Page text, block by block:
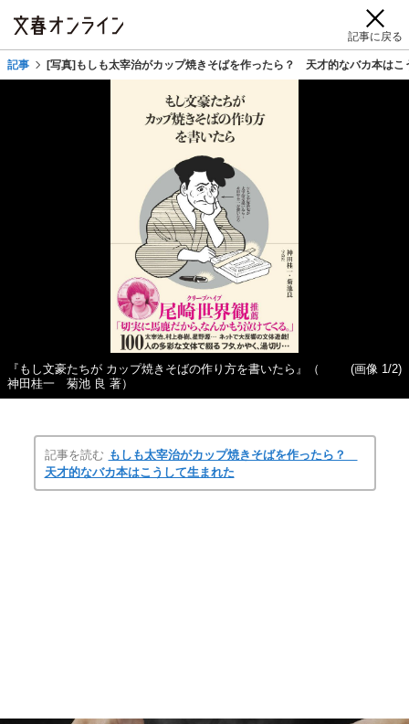
記事に戻る
記事 [写真]もしも太宰治がカップ焼きそばを作ったら？ 天才的なバカ本はこ
『もし文豪たちが カップ焼きそばの作り方を書いたら』（
神田桂一 菊池 良 著）
(画像 1/2)
記事を読む もしも太宰治がカップ焼きそばを作ったら？
天才的なバカ本はこうして生まれた